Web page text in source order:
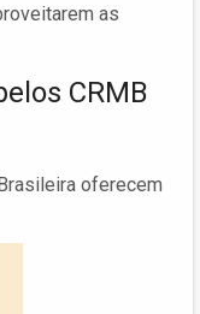
as
CRMB
oferecem